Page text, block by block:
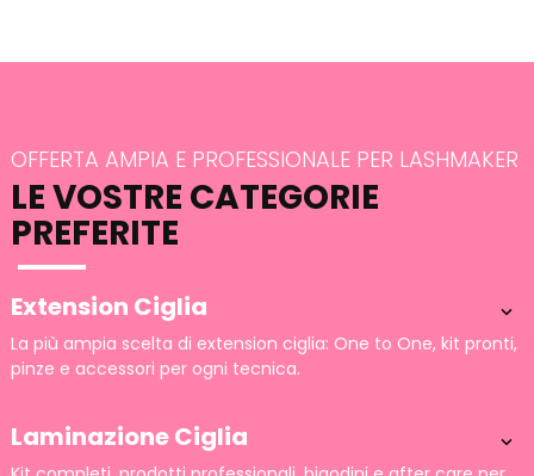
OFFERTA AMPIA E PROFESSIONALE PER LASHMAKER
LE VOSTRE CATEGORIE
PREFERITE
Extension Ciglia 
La più ampia scelta di extension ciglia: One to One, kit pronti,
pinze e accessori per ogni tecnica.
Laminazione Ciglia 